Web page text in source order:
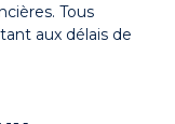
Tous
aux délais de